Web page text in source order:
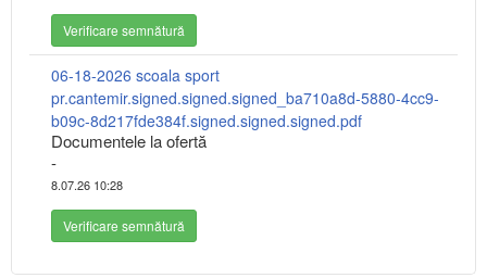
Verificare semnătură
06-18-2026 scoala sport
pr.cantemir.signed.signed.signed_ba710a8d-5880-4cc9-
b09c-8d217fde384f.signed.signed.signed.pdf
Documentele la ofertă
-
8.07.26 10:28
Verificare semnătură